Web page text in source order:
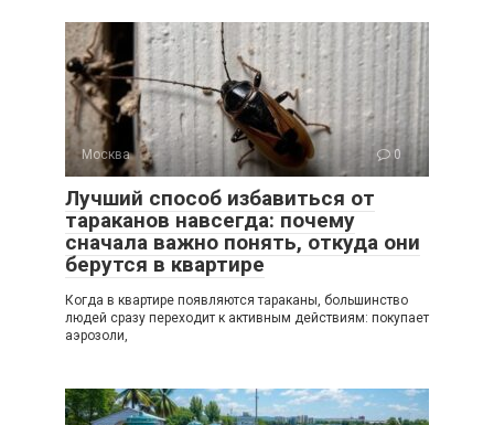
Москва 0
Лучший способ избавиться от
тараканов навсегда: почему
сначала важно понять, откуда они
берутся в квартире
Когда в квартире появляются тараканы, большинство
людей сразу переходит к активным действиям: покупает
аэрозоли,